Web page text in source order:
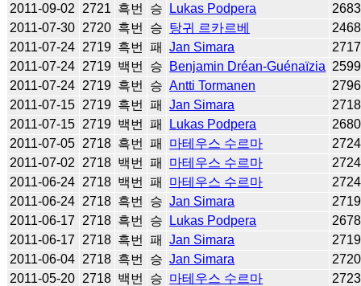
2011-09-02
2721 흑번 승 Lukas Podpera
2683
2011-07-30 2720 흑번 승 탕귀 르카르베
2468
2011-07-24 2719 흑번 패 Jan Simara
2717
2011-07-24 2719 백번 승 Benjamin Dréan-Guénaïzia 2599
2011-07-24 2719 흑번 승 Antti Tormanen
2796
2011-07-15 2719 흑번 패 Jan Simara
2718
2011-07-15 2719 백번 패 Lukas Podpera
2680
2011-07-05 2718 흑번 패 마테우스 수르마
2724
2011-07-02
2718 백번 패 마테우스 수르마
2724
2011-06-24 2718 백번 패 마테우스 수르마
2724
2011-06-24 2718 흑번 승 Jan Simara
2719
2011-06-17
2718 흑번 승 Lukas Podpera
2678
2011-06-17
2718 흑번 패 Jan Simara
2719
2011-06-04 2718 흑번 승 Jan Simara
2720
2011-05-20 2718 백번 승 마테우스 수르마
2723